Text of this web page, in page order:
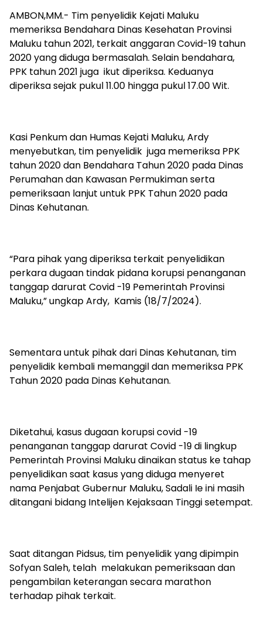
AMBON,MM.- Tim penyelidik Kejati Maluku
memeriksa Bendahara Dinas Kesehatan Provinsi
Maluku tahun 2021, terkait anggaran Covid-19 tahun
2020 yang diduga bermasalah. Selain bendahara,
PPK tahun 2021 juga ikut diperiksa. Keduanya
diperiksa sejak pukul 11.00 hingga pukul 17.00 Wit.
Kasi Penkum dan Humas Kejati Maluku, Ardy
menyebutkan, tim penyelidik juga memeriksa PPK
tahun 2020 dan Bendahara Tahun 2020 pada Dinas
Perumahan dan Kawasan Permukiman serta
pemeriksaan lanjut untuk PPK Tahun 2020 pada
Dinas Kehutanan.
“Para pihak yang diperiksa terkait penyelidikan
perkara dugaan tindak pidana korupsi penanganan
tanggap darurat Covid -19 Pemerintah Provinsi
Maluku,” ungkap Ardy, Kamis (18/7/2024).
Sementara untuk pihak dari Dinas Kehutanan, tim
penyelidik kembali memanggil dan memeriksa PPK
Tahun 2020 pada Dinas Kehutanan.
Diketahui, kasus dugaan korupsi covid -19
penanganan tanggap darurat Covid -19 di lingkup
Pemerintah Provinsi Maluku dinaikan status ke tahap
penyelidikan saat kasus yang diduga menyeret
nama Penjabat Gubernur Maluku, Sadali Ie ini masih
ditangani bidang Intelijen Kejaksaan Tinggi setempat.
Saat ditangan Pidsus, tim penyelidik yang dipimpin
Sofyan Saleh, telah melakukan pemeriksaan dan
pengambilan keterangan secara marathon
terhadap pihak terkait.